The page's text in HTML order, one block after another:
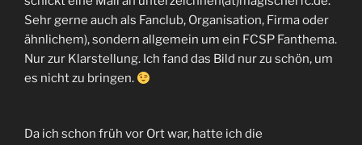
Sehr gerne auch als Fan­club, Or­ga­ni­sa­ti­on, Firma oder
ähn­li­chem), sondern allgemein um ein FCSP Fanthema.
Nur zur Klarstellung. Ich fand das Bild nur zu schön, um
es nicht zu bringen.
Da ich schon früh vor Ort war, hatte ich die